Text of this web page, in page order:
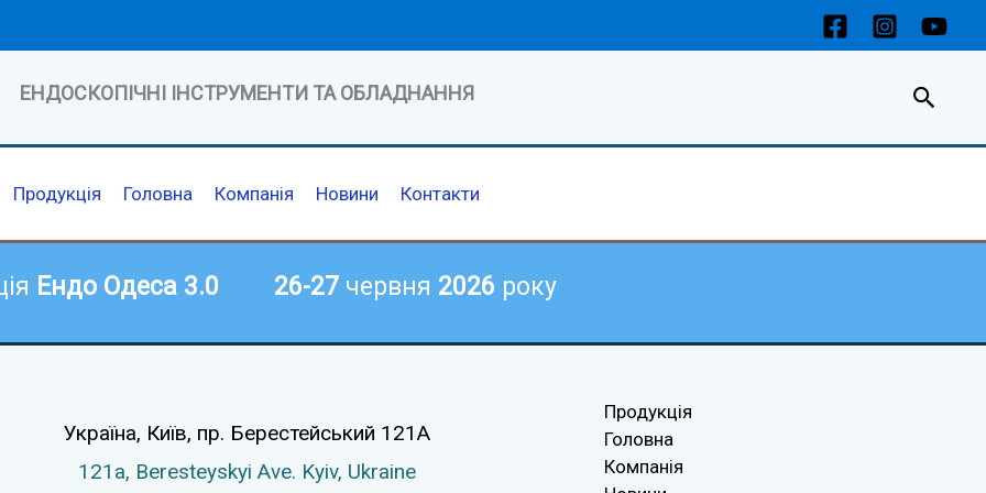
ЕНДОСКОПІЧНІ ІНСТРУМЕНТИ ТА ОБЛАДНАННЯ
Продукція Головна Компанія Новини Контакти
Ендо Одеса 3.0 26-27 червня 2026 року
Україна, Київ, пр. Берестейський 121А
121а, Beresteyskyi Ave. Kyiv, Ukraine
Продукція
Головна
Компанія